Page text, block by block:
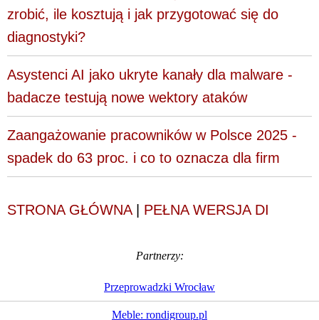
zrobić, ile kosztują i jak przygotować się do
diagnostyki?
Asystenci AI jako ukryte kanały dla malware -
badacze testują nowe wektory ataków
Zaangażowanie pracowników w Polsce 2025 -
spadek do 63 proc. i co to oznacza dla firm
STRONA GŁÓWNA| PEŁNA WERSJA DI
Partnerzy:
Przeprowadzki Wrocław
Meble: rondigroup.pl